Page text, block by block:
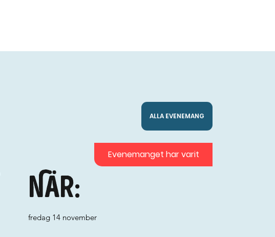
ALLA EVENEMANG
När:
fredag 14 november
Evenemanget har varit